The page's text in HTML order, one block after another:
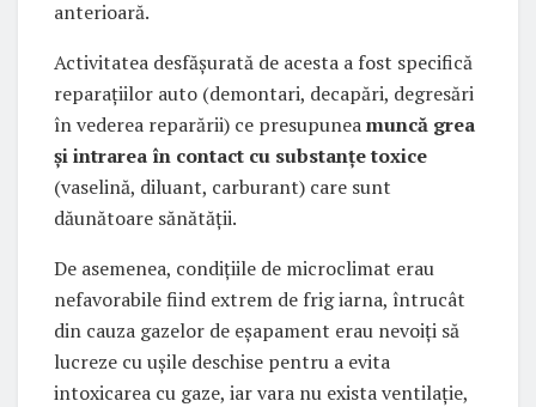
anterioară.
Activitatea desfăşurată de acesta a fost specifică
reparaţiilor auto (demontari, decapări, degresări
în vederea reparării) ce presupuneamuncă grea
şi intrarea în contact cu substanţe toxice
(vaselină, diluant, carburant) care sunt
dăunătoare sănătăţii.
De asemenea, condiţiile de microclimat erau
nefavorabile fiind extrem de frig iarna, întrucât
din cauza gazelor de eşapament erau nevoiţi să
lucreze cu uşile deschise pentru a evita
intoxicarea cu gaze, iar vara nu exista ventilaţie,